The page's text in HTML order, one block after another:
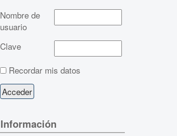
Nombre de
usuario
Clave
Recordar mis datos
Información